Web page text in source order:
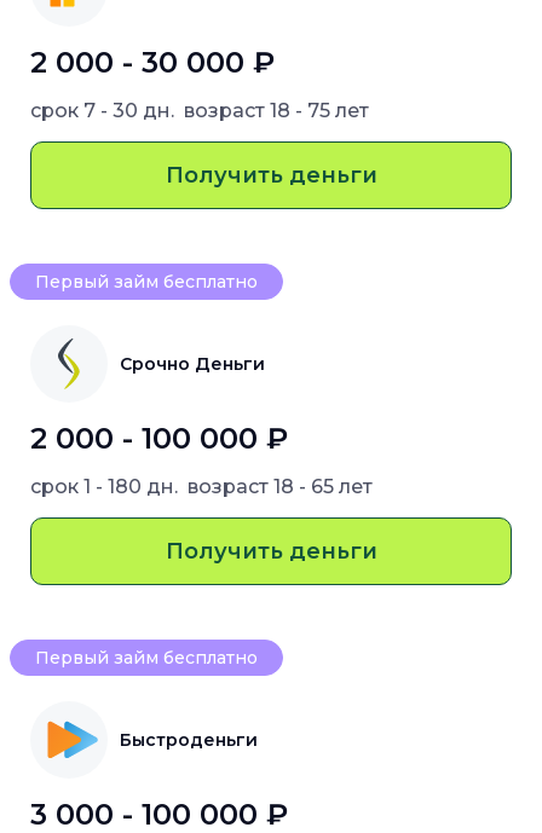
2 000 - 30 000 ₽
срок 7 - 30 дн. возраст 18 - 75 лет
Получить деньги
Первый займ бесплатно
Срочно Деньги
2 000 - 100 000 ₽
срок 1 - 180 дн. возраст 18 - 65 лет
Получить деньги
Первый займ бесплатно
Быстроденьги
3 000 - 100 000 ₽